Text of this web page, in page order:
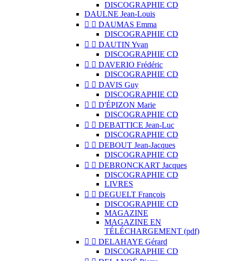
DISCOGRAPHIE CD
DAULNE Jean-Louis
  DAUMAS Emma
DISCOGRAPHIE CD
  DAUTIN Yvan
DISCOGRAPHIE CD
  DAVERIO Frédéric
DISCOGRAPHIE CD
  DAVIS Guy
DISCOGRAPHIE CD
  D'ÉPIZON Marie
DISCOGRAPHIE CD
  DEBATTICE Jean-Luc
DISCOGRAPHIE CD
  DEBOUT Jean-Jacques
DISCOGRAPHIE CD
  DEBRONCKART Jacques
DISCOGRAPHIE CD
LIVRES
  DEGUELT François
DISCOGRAPHIE CD
MAGAZINE
MAGAZINE EN
TÉLÉCHARGEMENT (pdf)
  DELAHAYE Gérard
DISCOGRAPHIE CD